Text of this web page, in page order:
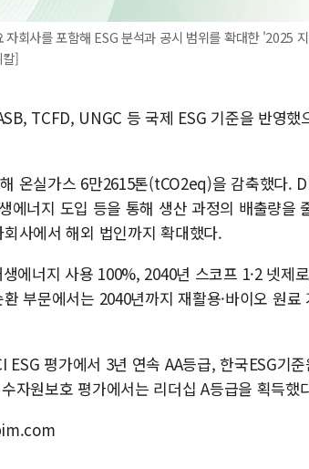
자회사를 포함해 ESG 분석과 공시 범위를 확대한 '2025
]
TCFD, UNGC 등 국제 ESG 기준을 반영
온실가스 6만2615톤(tCO2eq)을 감축했다.
에너지 도입 등을 통해 생산 과정의 배출량을
사에서 해외 법인까지 확대했다.
에너지 사용 100%, 2040년 스코프 1·2 넷제
부문에서는 2040년까지 재활용·바이오 원
ESG 평가에서 3년 연속 AA등급, 한국ESG기
자원보호 평가에서는 리더십 A등급을 획득했